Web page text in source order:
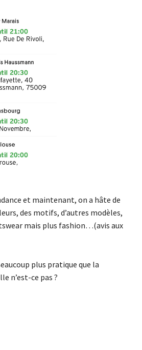
et maintenant, on a hâte de
des motifs, d’autres modèles,
mais plus fashion…(avis aux
plus pratique que la
n’est-ce pas ?